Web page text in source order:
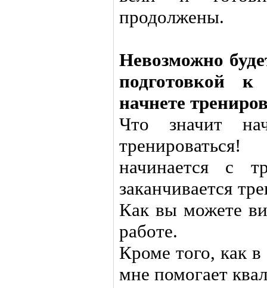
продолжены.
Невозможно
подготовкой
начнете
Что значит
начинается с
заканчивается
Как вы можете
работе.
Кроме того, как
мне помогает